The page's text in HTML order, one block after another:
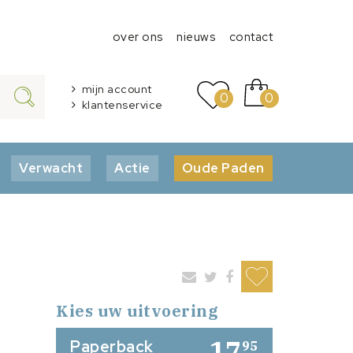
over ons nieuws contact
mijn account
klantenservice
0 0
Verwacht Actie Oude Paden
Kies uw uitvoering
95
Paperback